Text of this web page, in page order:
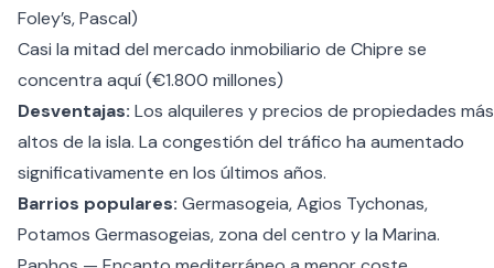
Foley’s, Pascal)
Casi la mitad del mercado inmobiliario de Chipre se
concentra aquí (€1.800 millones)
Desventajas: Los alquileres y precios de propiedades más
altos de la isla. La congestión del tráfico ha aumentado
significativamente en los últimos años.
Barrios populares: Germasogeia, Agios Tychonas,
Potamos Germasogeias, zona del centro y la Marina.